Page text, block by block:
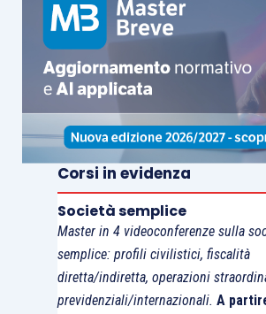
finanza pubblicae con la
per gli altri decreti indicati nel
Corsi in evidenza
Società semplice
Master in 4 videoconferenze sulla
semplice: profili civilistici, fiscalità
diretta/indiretta, operazioni
previdenziali/internazionali. A